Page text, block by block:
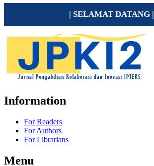
| SELAMAT DATANG |
Information
For Readers
For Authors
For Librarians
Menu